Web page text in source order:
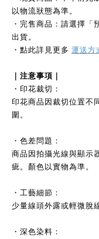
以物流狀態為準。
・完售商品：請選擇「
出貨。
・點此詳見更多 運送方
｜注意事項｜
・印花裁切：
印花商品因裁切位置不
圍。
・色差問題：
商品因拍攝光線與顯示
疵。顏色以實物為準。
・工藝細節：
少量線頭外露或輕微脫
・深色染料：